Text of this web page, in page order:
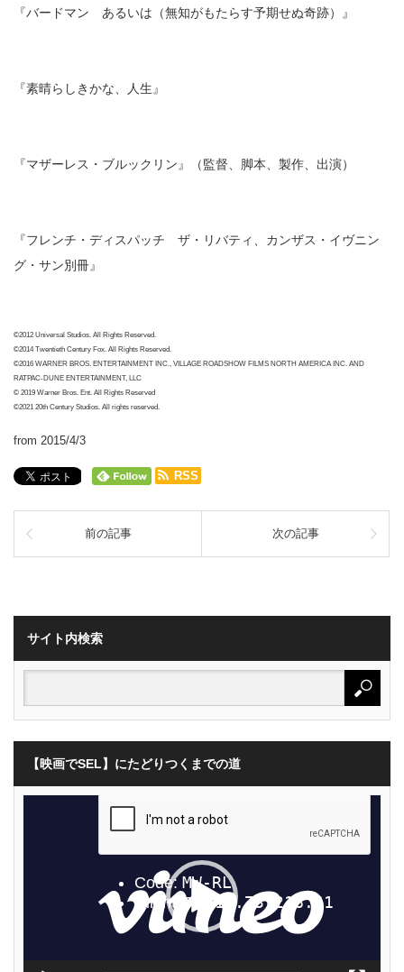
『バードマン あるいは（無知がもたらす予期せぬ奇跡）』
『素晴らしきかな、人生』
『マザーレス・ブルックリン』（監督、脚本、製作、出演）
『フレンチ・ディスパッチ ザ・リバティ、カンザス・イヴニン
グ・サン別冊』
©2012 Universal Studios. All Rights Reserved.
©2014 Twentieth Century Fox. All Rights Reserved.
©2016 WARNER BROS. ENTERTAINMENT INC., VILLAGE ROADSHOW FILMS NORTH AMERICA INC. AND
RATPAC-DUNE ENTERTAINMENT, LLC
© 2019 Warner Bros. Ent. All Rights Reserved
©2021 20th Century Studios. All rights reserved.
from 2015/4/3
RSS
前の記事 次の記事
サイト内検索
【映画でSEL】にたどりつくまでの道